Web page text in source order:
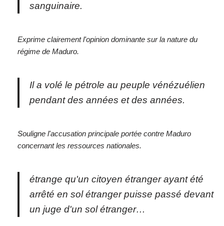
sanguinaire.
Exprime clairement l'opinion dominante sur la nature du
régime de Maduro.
Il a volé le pétrole au peuple vénézuélien
pendant des années et des années.
Souligne l'accusation principale portée contre Maduro
concernant les ressources nationales.
étrange qu'un citoyen étranger ayant été
arrêté en sol étranger puisse passé devant
un juge d'un sol étranger…